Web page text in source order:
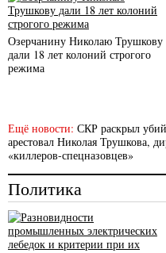
Озерчанину Николаю Трушкову
дали 18 лет колоний строгого
режима
Ещё новости: СКР раскрыл
арестовал Николая Трушкова,
«киллеров-спецназовцев»
Политика